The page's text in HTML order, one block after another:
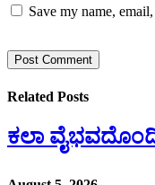
Save my name,
Related Posts
ಕಲಾ